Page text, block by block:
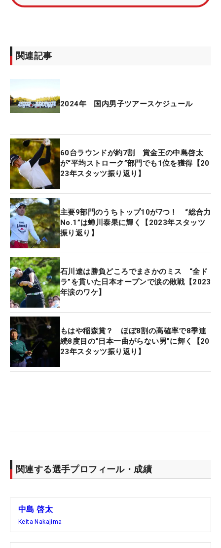
スによる入国者への措置の関係で、日本単独開催と
そんな記念すべき大会を制したのは、オーストラリ
もつれた最後は3.5メートルのバーディパットを沈め
てガッツポーズ。キャディのニック・ピューさんと
寛でトータル13アンダー・4位タイだった。
■平田憲聖がツアー400人目となるメモリアルV
「～全英への道～ミズノオープン」で記念すべき勝
者が誕生した。大会を制したのはホストプロで2021
年にプロ転向した22歳の平田憲聖。トータル17アン
ダーで並んだ中島啓太とのプレーオフに突入し、3
ホール目にバーディを奪いうれしいツアー初優勝を
遂げた。
しかも、1973年のツアー制施行後では400人目の優
勝というメモリアルVだった。その後、平田は「日
本プロゴルフ選手権」でメジャーVも達成してい
る。また、本大会の上位4名が「全英オープン」の
切符を手にすることができるが、平田、中島、安森
一貴、金谷拓実が出場権を獲得。大会史上初めて日
本勢が全英4枠を独占した大会でもあった。
日。6バーディ・1ボギーの『65』で回り、トータル
8アンダーのあざやかな逆転劇で、ツアー初優勝を
向けて大きな自信になります」と胸を張った。ま
た、日本オープンでツアー初優勝を果たしたのは
1973年以降で7人目。数少ない“名簿”に名を連ねる
関連記事
2024年 国内男子ツアースケジュール
60台ラウンドが約7割 賞金王の中島啓太
が“平均ストローク”部門でも1位を獲得【20
23年スタッツ振り返り】
主要9部門のうちトップ10が7つ！ “総合力
No.1”は蝉川泰果に輝く【2023年スタッツ
振り返り】
石川遼は勝負どころでまさかのミス “全ド
ラ”を貫いた日本オープンで涙の敗戦【2023
年涙のワケ】
もはや稲森賞？ ほぼ8割の高確率で8季連
続8度目の“日本一曲がらない男”に輝く【20
23年スタッツ振り返り】
関連する選手プロフィール・成績
中島 啓太
Keita Nakajima